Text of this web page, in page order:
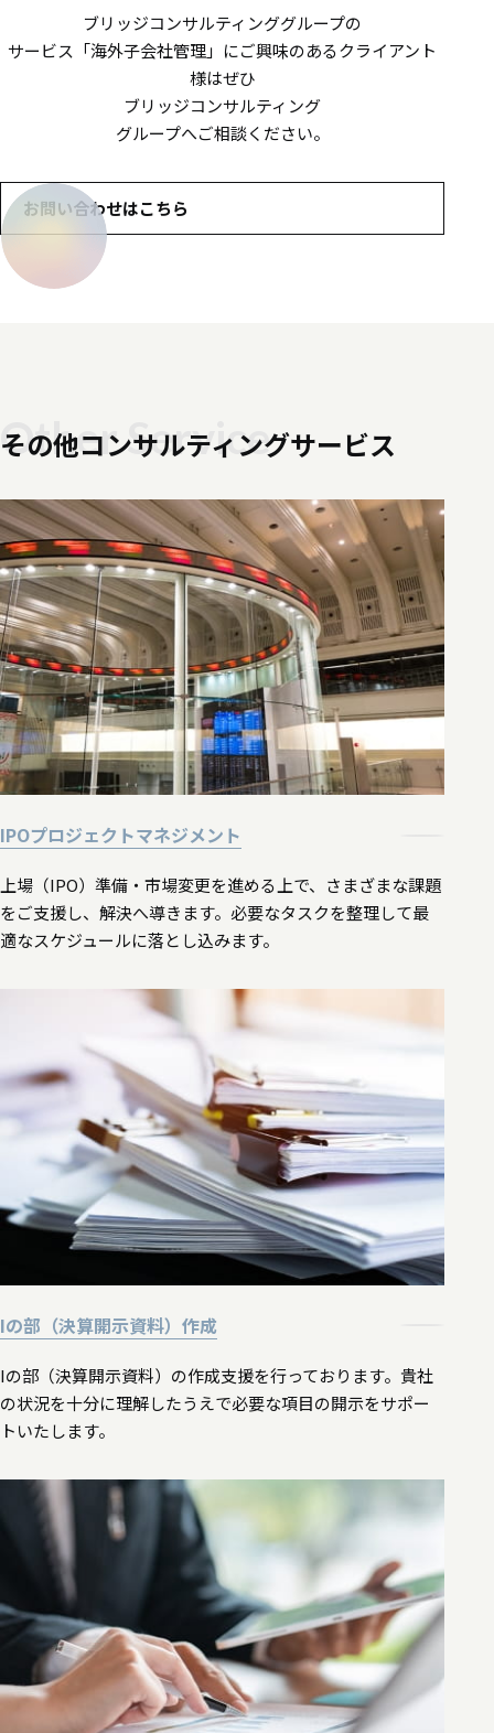
ブリッジコンサルティンググループの
サービス 「海外子会社管理」にご興味のあるクライアント
様はぜひ
ブリッジコンサルティング
グループへご相談ください。
お問い合わせはこちら
その他コンサルティングサービス
Other Service
IPOプロジェクトマネジメント
上場（IPO）準備・市場変更を進める上で、さまざまな課題
をご支援し、解決へ導きます。必要なタスクを整理して最
適なスケジュールに落とし込みます。
Iの部（決算開示資料）作成
Iの部（決算開示資料）の作成支援を行っております。貴社
の状況を十分に理解したうえで必要な項目の開示をサポー
トいたします。